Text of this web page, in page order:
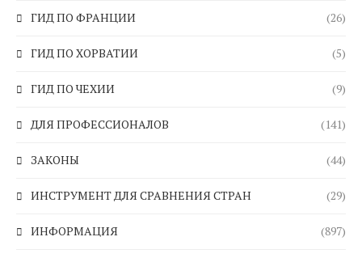
ГИД ПО ФРАНЦИИ (26)
ГИД ПО ХОРВАТИИ (5)
ГИД ПО ЧЕХИИ (9)
ДЛЯ ПРОФЕССИОНАЛОВ (141)
ЗАКОНЫ (44)
ИНСТРУМЕНТ ДЛЯ СРАВНЕНИЯ СТРАН (29)
ИНФОРМАЦИЯ (897)